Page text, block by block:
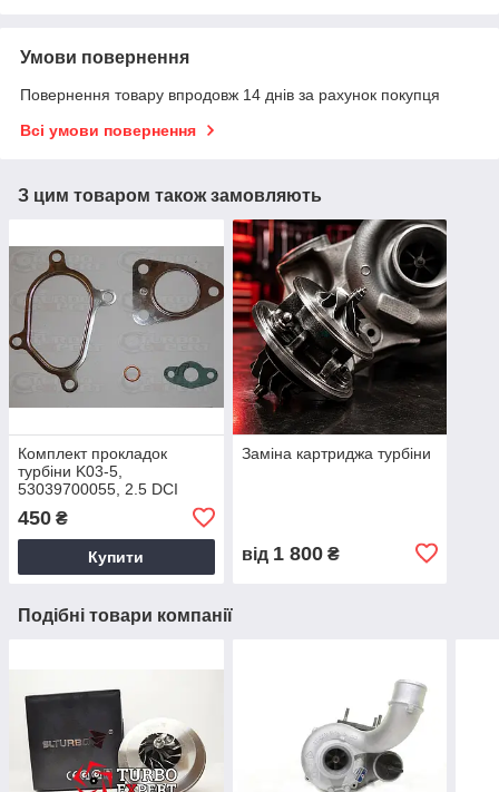
Умови повернення
Повернення товару впродовж 14 днів за рахунок покупця
Всі умови повернення
З цим товаром також замовляють
Комплект прокладок
турбіни K03-5,
53039700055, 2.5 DCI
450 ₴
Купити
Заміна картриджа турбіни
від 1 800₴
Подібні товари компанії